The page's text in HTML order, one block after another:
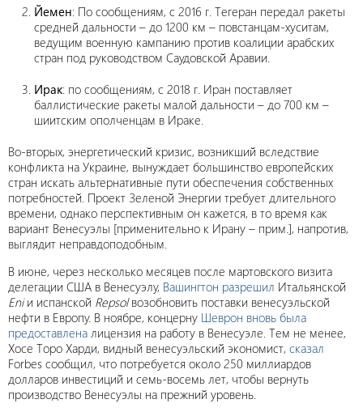
Йемен: По сообщениям, с 2016 г. Тегеран передал ракеты
средней дальности – до 1200 км – повстанцам-хуситам,
ведущим военную кампанию против коалиции арабских
стран под руководством Саудовской Аравии.
Ирак: по сообщениям, с 2018 г. Иран поставляет
баллистические ракеты малой дальности – до 700 км –
шиитским ополченцам в Ираке.
Во-вторых, энергетический кризис, возникший вследствие
конфликта на Украине, вынуждает большинство европейских
стран искать альтернативные пути обеспечения собственных
потребностей. Проект Зеленой Энергии требует длительного
времени, однако перспективным он кажется, в то время как
вариант Венесуэлы [применительно к Ирану – прим.], напротив,
выглядит неправдоподобным.
В июне, через несколько месяцев после мартовского визита
делегации США в Венесуэлу, Вашингтон разрешил Итальянской
Eniи испанской Repsolвозобновить поставки венесуэльской
нефти в Европу. В ноябре, концерну Шеврон вновь была
предоставлена лицензия на работу в Венесуэле. Тем не менее,
Хосе Торо Харди, видный венесуэльский экономист, сказал
Forbes сообщил, что потребуется около 250 миллиардов
долларов инвестиций и семь-восемь лет, чтобы вернуть
производство Венесуэлы на прежний уровень.